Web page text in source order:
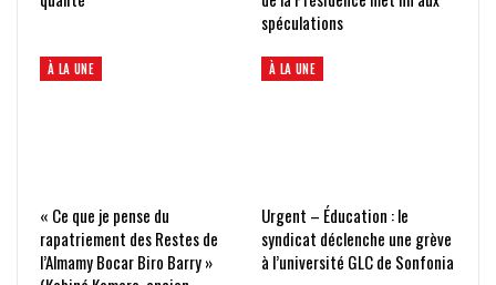
spéculations
À LA UNE
« Ce que je pense du
rapatriement des Restes de
l’Almamy Bocar Biro Barry »
À LA UNE
Urgent – Éducation : le
syndicat déclenche une grève
à l’université GLC de Sonfonia